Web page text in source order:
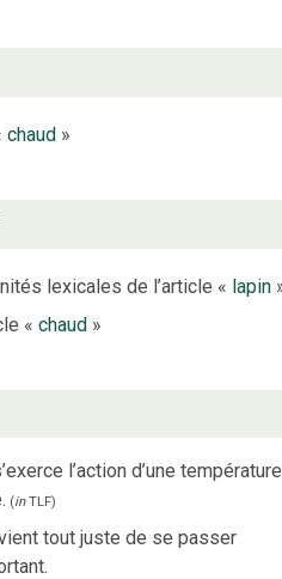
chaud »
lexicales de l’article « lapin
« chaud»
l’action d’une température
(inTLF)
tout juste de se passer